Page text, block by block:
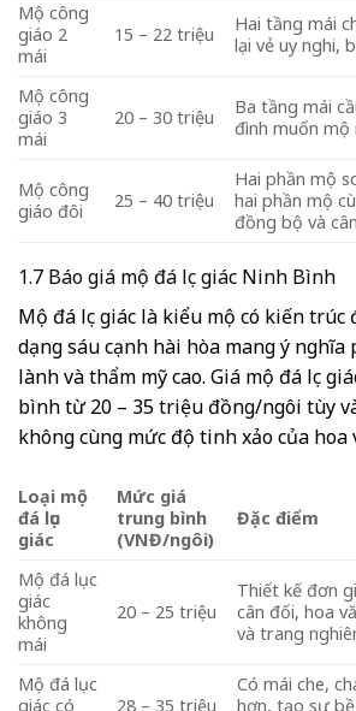
Mộ công
giáo 2
mái
15 – 22 triệu
Hai tầng mái
lại vẻ uy nghi,
Mộ công
giáo 3
mái
20 – 30 triệu
Ba tầng mái
đình muốn mộ
Mộ công
giáo đôi
25 – 40 triệu
Hai phần mộ
hai phần mộ
đồng bộ và
1.7 Báo giá mộ đá lục giác Ninh Bình
Mộ đá lục giác là kiểu mộ có kiến
dạng sáu cạnh hài hòa mang ý
lành và thẩm mỹ cao. Giá mộ đá lục
bình từ 20 – 35 triệu đồng/ngôi tùy
không cùng mức độ tinh xảo của hoa
Loại mộ
đá lục
giác
Mức giá
trung bình
(VNĐ/ngôi)
Đặc điểm
Mộ đá lục
giác
không
mái
20 – 25 triệu
Thiết kế đơn
cân đối, hoa
và trang
Mộ đá lục
giác có
28 – 35 triệu
Có mái che,
hơn, tạo sự